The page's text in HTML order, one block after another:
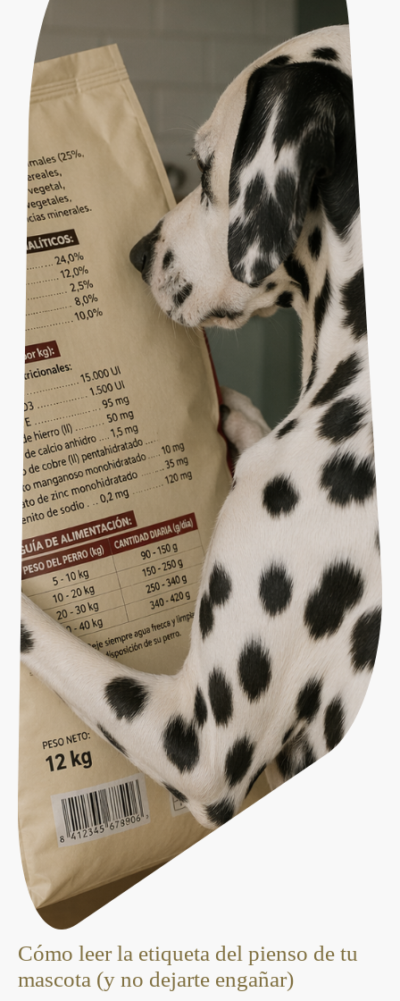
Cómo leer la etiqueta del pienso de tu
mascota (y no dejarte engañar)